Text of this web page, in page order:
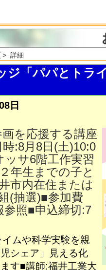
> 詳細
ジ「パパとトラ
日
を応援する講座
:8月8日(土)10:0
ッサ6階工作実習
年生までの子と
市内在住または
(抽選)■参加費
参照■申込締切:7
ムや科学実験を親
シェア」見える化
す■講師:福井工業大